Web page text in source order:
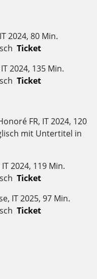
2024, 80 Min.
Ticket
2024, 135 Min.
Ticket
FR, IT 2024, 120
mit Untertitel in
2024, 119 Min.
Ticket
IT 2025, 97 Min.
Ticket